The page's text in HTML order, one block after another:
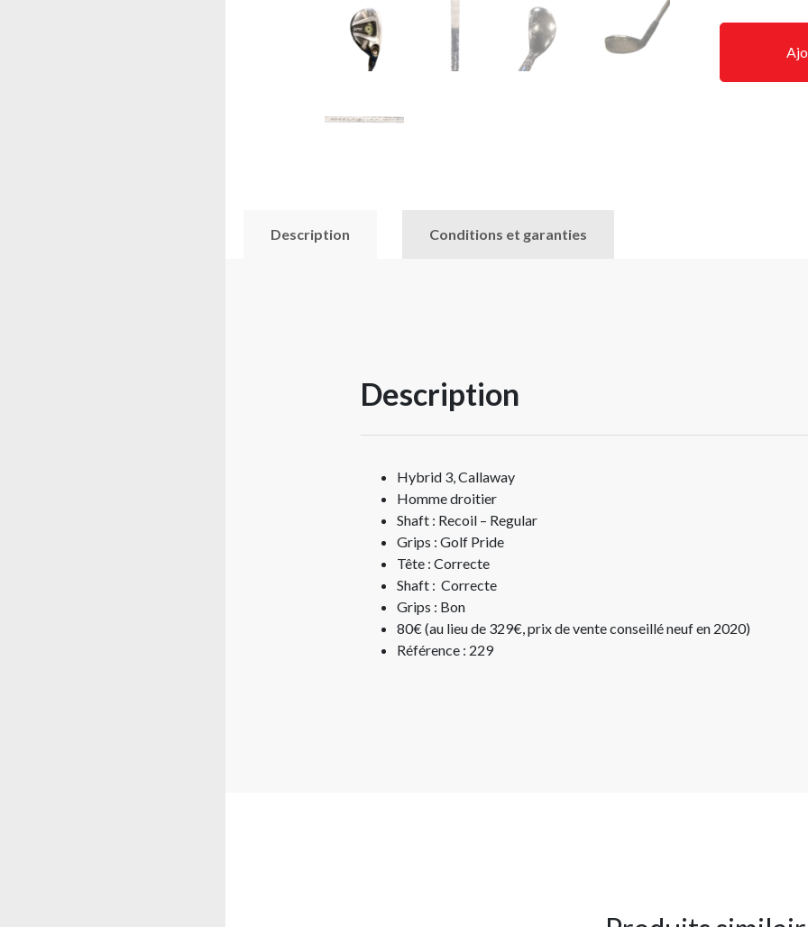
Description Conditions et garanties
Description
Hybrid 3, Callaway
Homme droitier
Shaft : Recoil – Regular
Grips : Golf Pride
Tête : Correcte
Shaft : Correcte
Grips : Bon
80€ (au lieu de 329€, prix de vente conseillé neuf en 2020)
Référence : 229